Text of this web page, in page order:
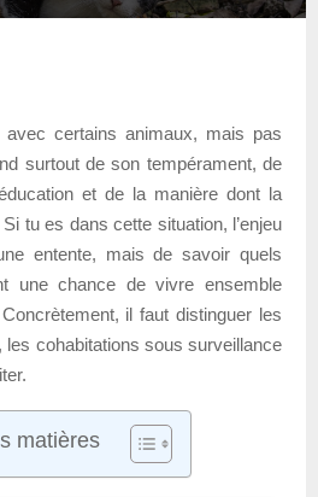
certains animaux, mais pas
surtout de son tempérament, de
et de la manière dont la
tu es dans cette situation, l’enjeu
entente, mais de savoir quels
une chance de vivre ensemble
il faut distinguer les
les cohabitations sous surveillance
matières